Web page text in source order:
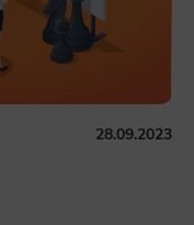
28.09.2023